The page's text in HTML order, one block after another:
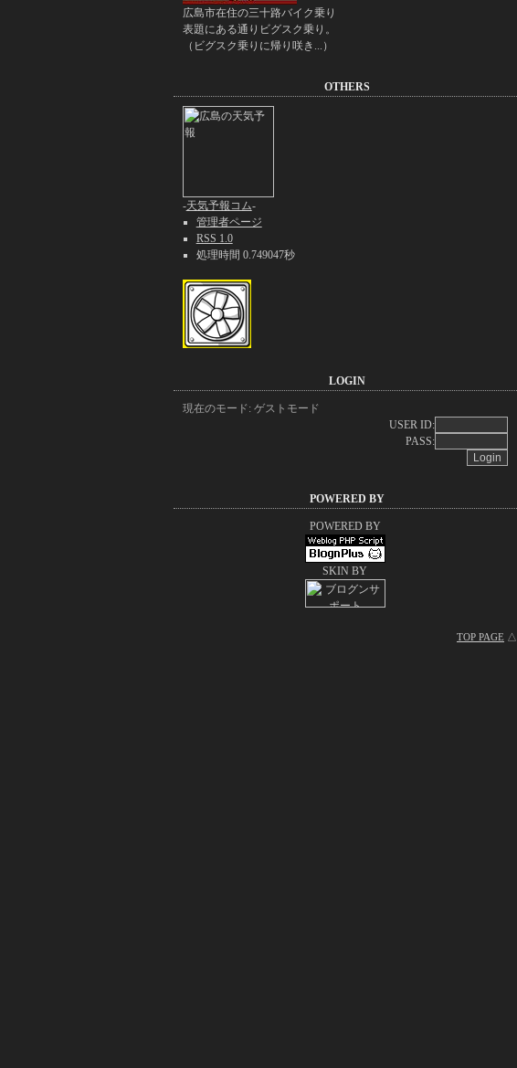
広島市在住の三十路バイク乗り
表題にある通りビグスク乗り。
（ビグスク乗りに帰り咲き...）
OTHERS
-天気予報コム-
管理者ページ
RSS 1.0
処理時間 0.749047秒
LOGIN
現在のモード: ゲストモード
USER ID:
PASS:
POWERED BY
POWERED BY
SKIN BY
TOP PAGE △